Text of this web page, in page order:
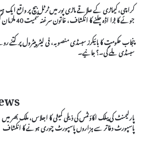
کراچی، کیماڑی کے علاقے ماڑی پور میں ٹرٹل بیچ پر واقع
جوئے کا بڑا اڈہ چلنے کا انکشاف، خاتون سرغنہ سمیت 40 ملزمان گرفتار
پنجاب حکومت کا بائیکرز سبسڈی منصوبہ، فی لیٹر پیٹرول پر کتنے
سبسڈی ملے گی۔؟ جانیے۔
پارلیمنٹ کی پبلک اکاؤنٹس کی ذیلی کمیٹی کا اجلاس، ملک بھر میں
پاسپورٹ دفاتر سے ہزاروں پاسپورٹ چوری ہونے کا انکشاف